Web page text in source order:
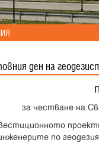
ден на
за честване на
по